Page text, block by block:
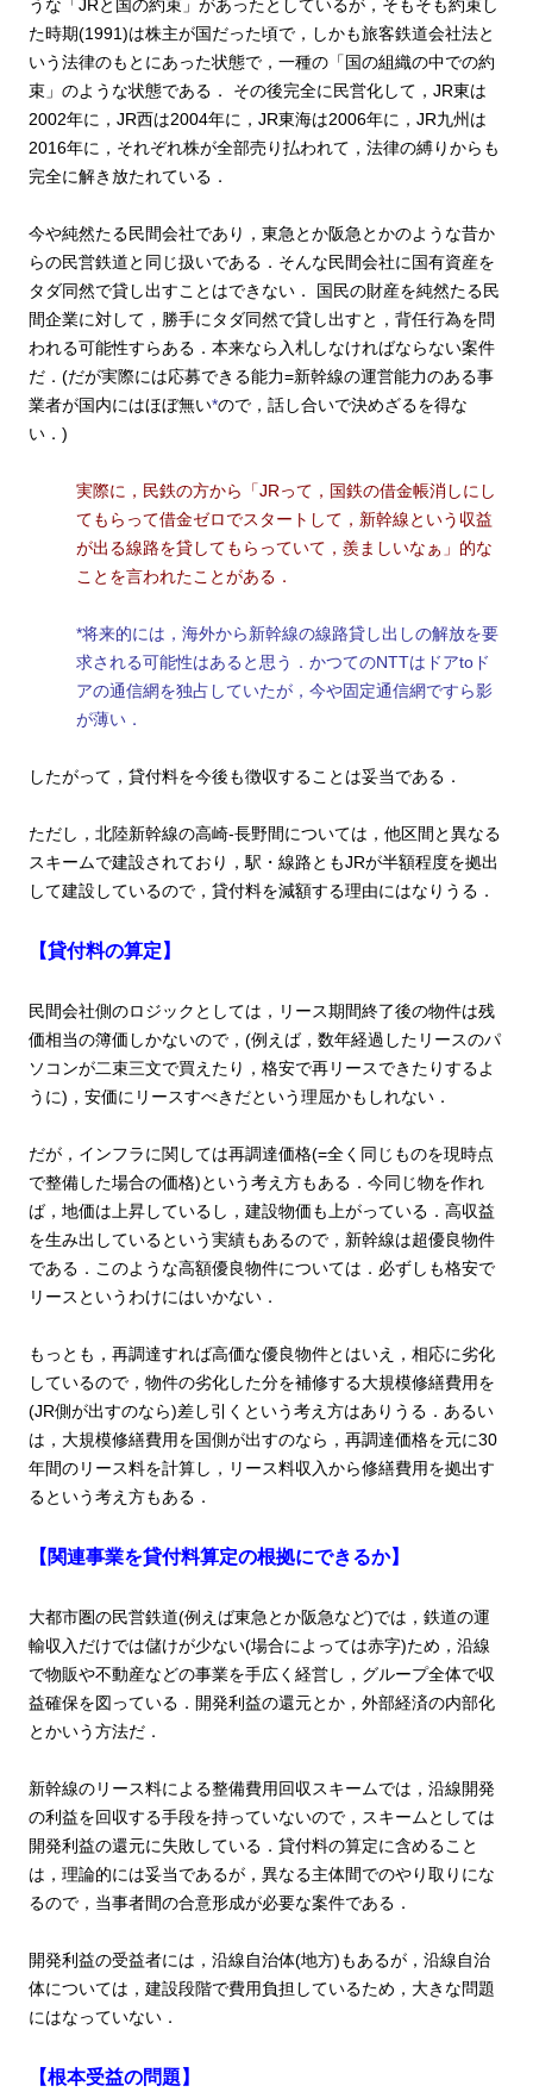
うな「JRと国の約束」があったとしているが，そもそも約束し
た時期(1991)は株主が国だった頃で，しかも旅客鉄道会社法と
いう法律のもとにあった状態で，一種の「国の組織の中での約
束」のような状態である．
その後完全に民営化して，JR東は
2002年に，JR西は2004年に，JR東海は2006年に，JR九州は
2016年に，それぞれ株が全部売り払われて，法律の縛りからも
完全に解き放たれている．
今や純然たる民間会社であり，東急とか阪急とかのような昔か
らの民営鉄道と同じ扱いである．そんな民間会社に国有資産を
タダ同然で貸し出すことはできない．
国民の財産を純然たる民
間企業に対して，勝手にタダ同然で貸し出すと，背任行為を問
われる可能性すらある．本来なら入札しなければならない案件
だ．(だが実際には応募できる能力=新幹線の運営能力のある事
業者が国内にはほぼ無い*ので，話し合いで決めざるを得な
い．)
実際に，民鉄の方から「JRって，国鉄の借金帳消しにし
てもらって借金ゼロでスタートして，新幹線という収益
が出る線路を貸してもらっていて，羨ましいなぁ」的な
ことを言われたことがある．
*将来的には，海外から新幹線の線路貸し出しの解放を要
求される可能性はあると思う．かつてのNTTはドアtoド
アの通信網を独占していたが，今や固定通信網ですら影
が薄い．
したがって，貸付料を今後も徴収することは妥当である．
ただし，北陸新幹線の高崎-長野間については，他区間と異なる
スキームで建設されており，駅・線路ともJRが半額程度を拠出
して建設しているので，貸付料を減額する理由にはなりうる．
【貸付料の算定】
民間会社側のロジックとしては，リース期間終了後の物件は残
価相当の簿価しかないので，(例えば，数年経過したリースのパ
ソコンが二束三文で買えたり，格安で再リースできたりするよ
うに)，安価にリースすべきだという理屈かもしれない．
だが，インフラに関しては再調達価格(=全く同じものを現時点
で整備した場合の価格)という考え方もある．今同じ物を作れ
ば，地価は上昇しているし，建設物価も上がっている．高収益
を生み出しているという実績もあるので，新幹線は超優良物件
である．このような高額優良物件については．必ずしも格安で
リースというわけにはいかない．
もっとも，再調達すれば高価な優良物件とはいえ，相応に劣化
しているので，物件の劣化した分を補修する大規模修繕費用を
(JR側が出すのなら)差し引くという考え方はありうる．あるい
は，大規模修繕費用を国側が出すのなら，再調達価格を元に30
年間のリース料を計算し，リース料収入から修繕費用を拠出す
るという考え方もある．
【関連事業を貸付料算定の根拠にできるか】
大都市圏の民営鉄道(例えば東急とか阪急など)では，鉄道の運
輸収入だけでは儲けが少ない(場合によっては赤字)ため，沿線
で物販や不動産などの事業を手広く経営し，グループ全体で収
益確保を図っている．開発利益の還元とか，外部経済の内部化
とかいう方法だ．
新幹線のリース料による整備費用回収スキームでは，沿線開発
の利益を回収する手段を持っていないので，スキームとしては
開発利益の還元に失敗している．貸付料の算定に含めること
は，理論的には妥当であるが，異なる主体間でのやり取りにな
るので，当事者間の合意形成が必要な案件である．
開発利益の受益者には，沿線自治体(地方)もあるが，沿線自治
体については，建設段階で費用負担しているため，大きな問題
にはなっていない．
【根本受益の問題】